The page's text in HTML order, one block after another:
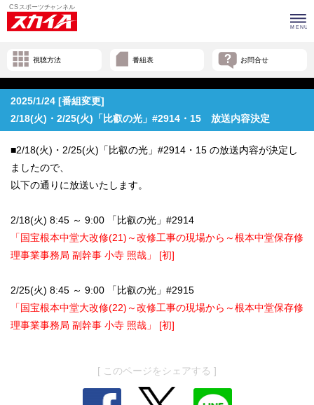
視聴方法 番組表 お問合せ
2025/1/24 [番組変更]
2/18(火)・2/25(火)「比叡の光」#2914・15 放送内容決定
■2/18(火)・2/25(火)「比叡の光」#2914・15 の放送内容が決定し
ましたので、
以下の通りに放送いたします。
2/18(火) 8:45 ～ 9:00 「比叡の光」#2914
「国宝根本中堂大改修(21)～改修工事の現場から～根本中堂保存修
理事業事務局 副幹事 小寺 照哉」 [初]
2/25(火) 8:45 ～ 9:00 「比叡の光」#2915
「国宝根本中堂大改修(22)～改修工事の現場から～根本中堂保存修
理事業事務局 副幹事 小寺 照哉」 [初]
[ このページをシェアする ]